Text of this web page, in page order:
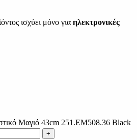
ισχύει μόνο για ηλεκτρονικές
Μαγιό 43cm 251.EM508.36 Black